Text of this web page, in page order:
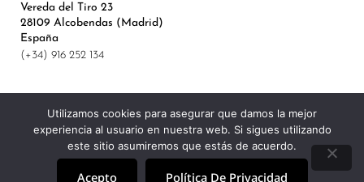
Vereda del Tiro 23
28109 Alcobendas (Madrid)
España
(+34) 916 252 134
©Royal Lis Spain 2024
Utilizamos cookies para asegurar que damos la mejor
experiencia al usuario en nuestra web. Si sigues utilizando
este sitio asumiremos que estás de acuerdo.
Acepto Política De Privacidad